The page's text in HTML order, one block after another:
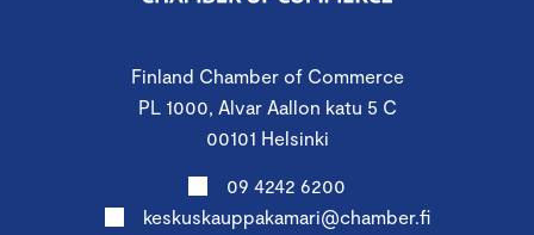
Finland Chamber of Commerce
PL 1000, Alvar Aallon katu 5 C
00101 Helsinki
09 4242 6200
keskuskauppakamari@chamber.fi